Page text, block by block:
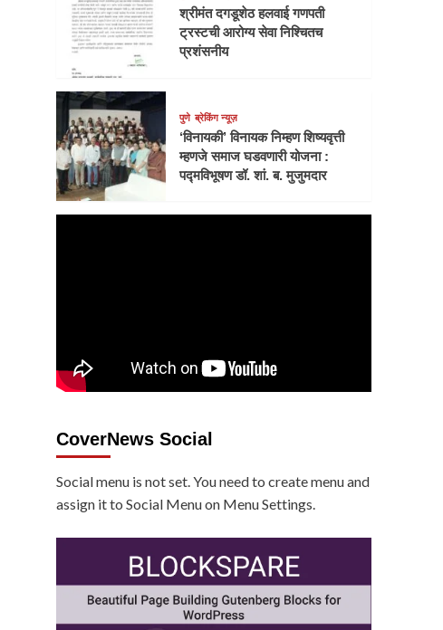
श्रीमंत दगडूशेठ हलवाई गणपती
ट्रस्टची आरोग्य सेवा निश्चितच
प्रशंसनीय
पुणे ब्रेकिंग न्यूज़
‘विनायकी’ विनायक निम्हण शिष्यवृत्ती
म्हणजे समाज घडवणारी योजना :
पद्मविभूषण डॉ. शां. ब. मुजुमदार
CoverNews Social
Social menu is not set. You need to create menu and
assign it to Social Menu on Menu Settings.